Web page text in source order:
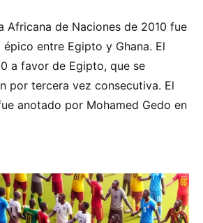
Africana de Naciones de 2010 fue
entre Egipto y Ghana. El
a favor de Egipto, que se
por tercera vez consecutiva. El
anotado por Mohamed Gedo en